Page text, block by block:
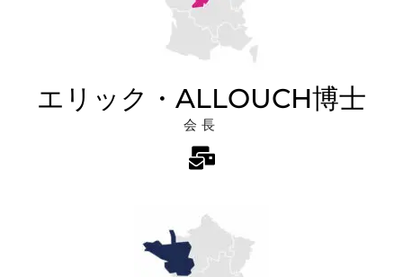
エリック・ALLOUCH博士
会長